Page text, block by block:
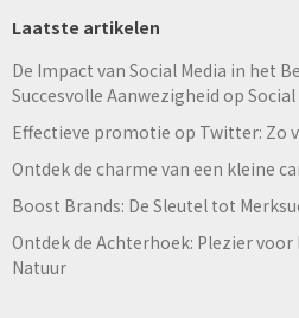
Laatste artikelen
De Impact van Social Media in het
Succesvolle Aanwezigheid op
Effectieve promotie op Twitter: Zo
Ontdek de charme van een kleine
Boost Brands: De Sleutel tot
Ontdek de Achterhoek: Plezier
Natuur